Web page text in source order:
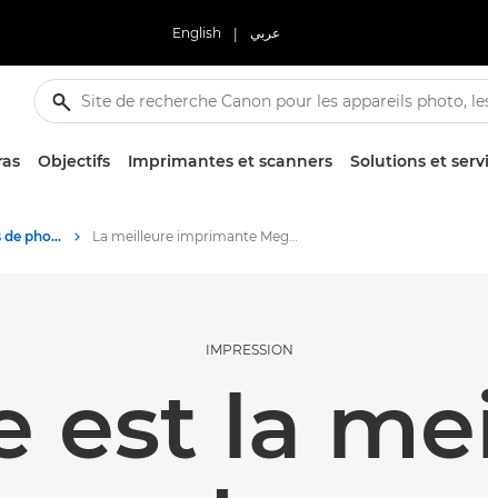
English | عربي
Objectifs Imprimantes et scanners Solutions et
Conseils et techniques de photographie et d'impression La meilleure imprimante MegaTank pour les petites entreprises
IMPRESSION
est la